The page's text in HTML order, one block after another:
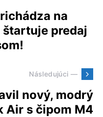
na
štartuje predaj
Následujúci —
nový, modrý
Air s čipom M4